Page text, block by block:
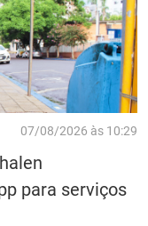
07/08/2026 às 10:29
para serviços